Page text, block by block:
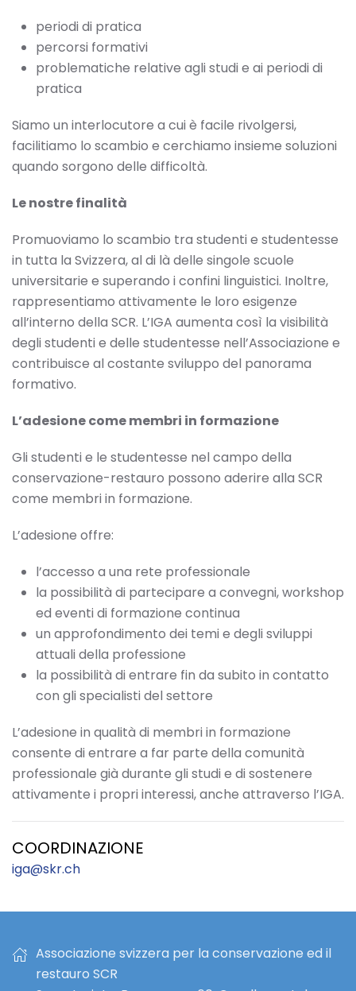
periodi di pratica
percorsi formativi
problematiche relative agli studi e ai periodi di
pratica
Siamo un interlocutore a cui è facile rivolgersi,
facilitiamo lo scambio e cerchiamo insieme soluzioni
quando sorgono delle difficoltà.
Le nostre finalità
Promuoviamo lo scambio tra studenti e studentesse
in tutta la Svizzera, al di là delle singole scuole
universitarie e superando i confini linguistici. Inoltre,
rappresentiamo attivamente le loro esigenze
all’interno della SCR. L’IGA aumenta così la visibilità
degli studenti e delle studentesse nell’Associazione e
contribuisce al costante sviluppo del panorama
formativo.
L’adesione come membri in formazione
Gli studenti e le studentesse nel campo della
conservazione-restauro possono aderire alla SCR
come membri in formazione.
L’adesione offre:
l’accesso a una rete professionale
la possibilità di partecipare a convegni, workshop
ed eventi di formazione continua
un approfondimento dei temi e degli sviluppi
attuali della professione
la possibilità di entrare fin da subito in contatto
con gli specialisti del settore
L’adesione in qualità di membri in formazione
consente di entrare a far parte della comunità
professionale già durante gli studi e di sostenere
attivamente i propri interessi, anche attraverso l’IGA.
COORDINAZIONE
iga@skr.ch
Associazione svizzera per la conservazione ed il
restauro SCR